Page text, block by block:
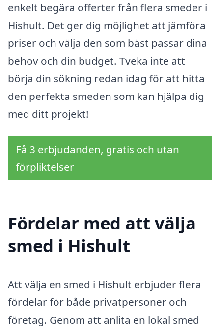
enkelt begära offerter från flera smeder i
Hishult. Det ger dig möjlighet att jämföra
priser och välja den som bäst passar dina
behov och din budget. Tveka inte att
börja din sökning redan idag för att hitta
den perfekta smeden som kan hjälpa dig
med ditt projekt!
Få 3 erbjudanden, gratis och utan
förpliktelser
Fördelar med att välja
smed i Hishult
Att välja en smed i Hishult erbjuder flera
fördelar för både privatpersoner och
företag. Genom att anlita en lokal smed